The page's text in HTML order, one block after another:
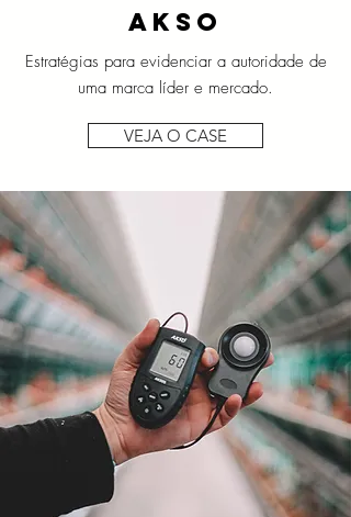
akso
Estratégias para evidenciar a autoridade de
uma marca líder e mercado.
VEJA O CASE